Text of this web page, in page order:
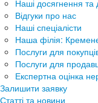
Наші досягнення
Відгуки про нас
Наші спеціалісти
Наша філія:
Послуги для
Послуги для
Експертна оцінка
Залишити заявку
Статті та новини